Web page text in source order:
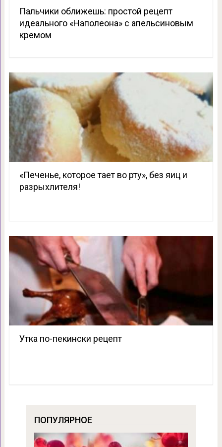
Пальчики оближешь: простой рецепт
идеального «Наполеона» с апельсиновым
кремом
«Печенье, которое тает во рту», без яиц и
разрыхлителя!
Утка по-пекински рецепт
ПОПУЛЯРНОЕ